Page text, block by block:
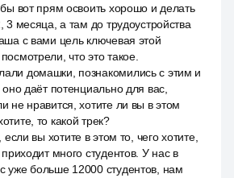
вот прям освоить хорошо и делать
3 месяца, а там до трудоустройства
с вами цель ключевая этой
что это такое.
домашки, познакомились с этим и
даёт потенциально для вас,
не нравится, хотите ли вы в этом
то какой трек?
если вы хотите в этом то, чего хотите,
много студентов. У нас в
уже больше 12000 студентов, нам